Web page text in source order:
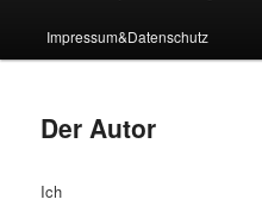
Impressum&Datenschutz
Der Autor
Ich